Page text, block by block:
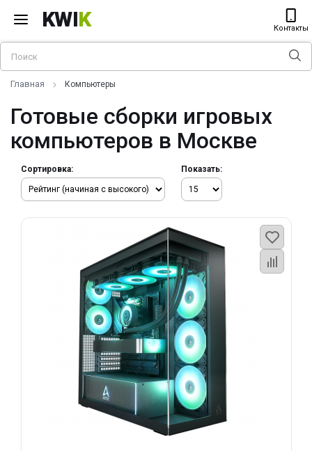
KWIK Контакты
Главная Компьютеры
Готовые сборки игровых
компьютеров в Москве
Сортировка: Показать: